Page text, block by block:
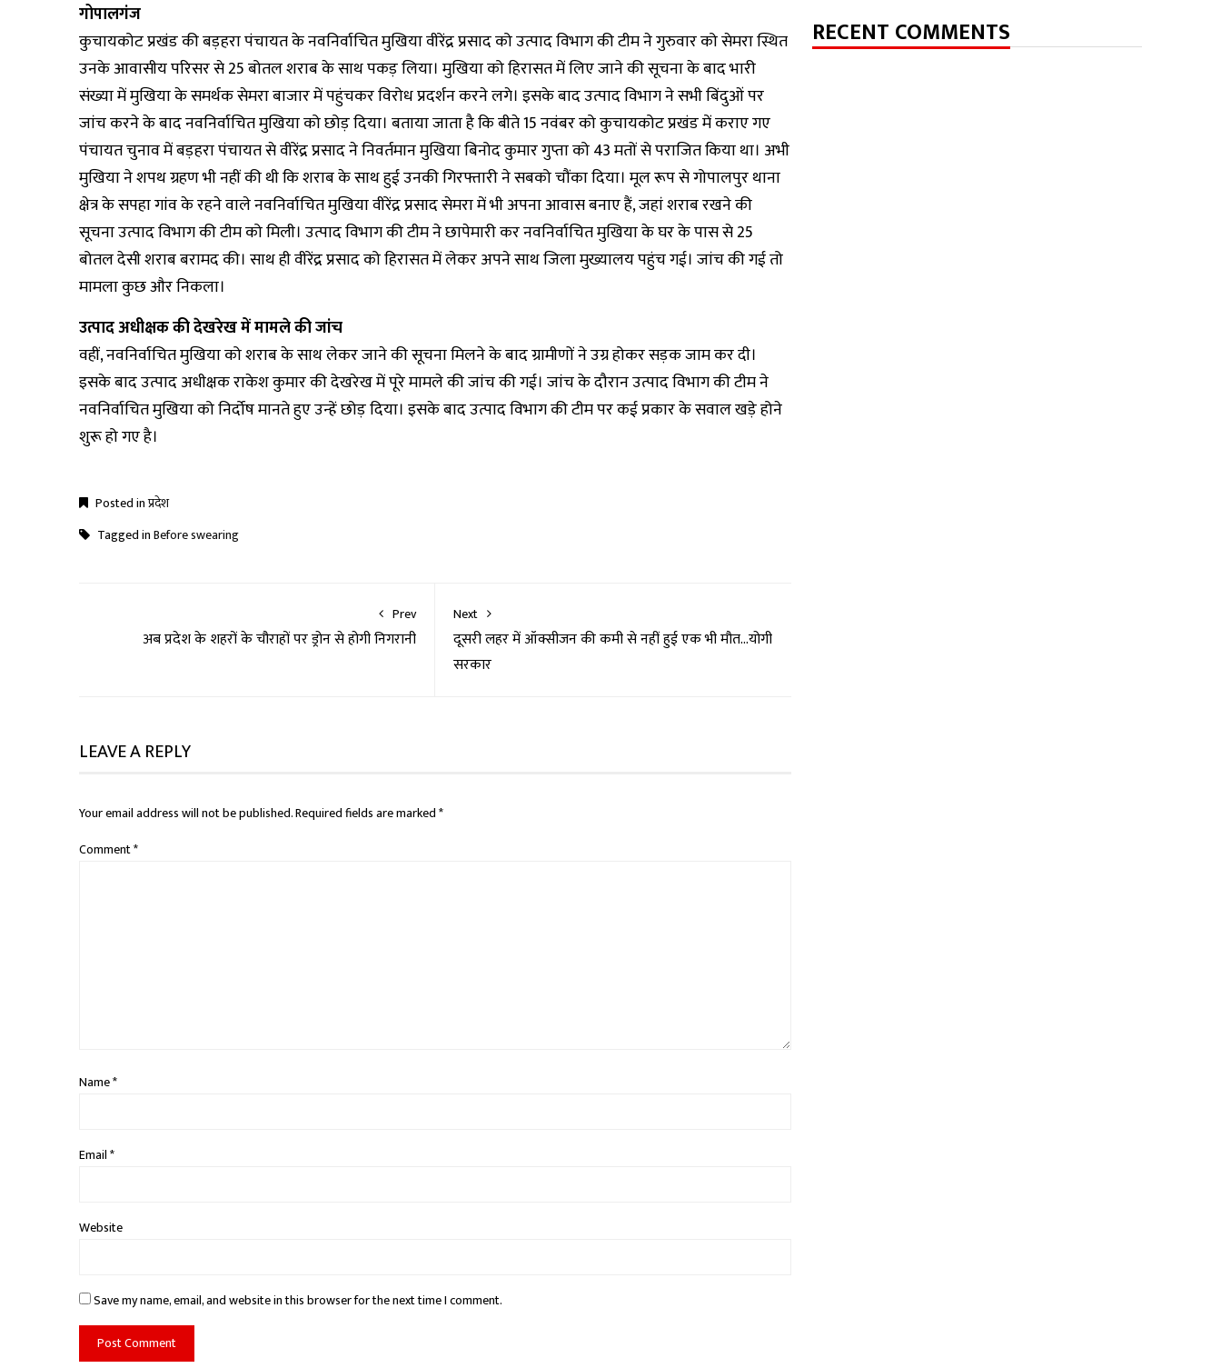
गोपालगंज
कुचायकोट प्रखंड की बड़हरा पंचायत के नवनिर्वाचित मुखिया वीरेंद्र प्रसाद को उत्पाद विभाग की टीम ने गुरुवार को सेमरा स्थित
उनके आवासीय परिसर से 25 बोतल शराब के साथ पकड़ लिया। मुखिया को हिरासत में लिए जाने की सूचना के बाद भारी
संख्या में मुखिया के समर्थक सेमरा बाजार में पहुंचकर विरोध प्रदर्शन करने लगे। इसके बाद उत्पाद विभाग ने सभी बिंदुओं पर
जांच करने के बाद नवनिर्वाचित मुखिया को छोड़ दिया। बताया जाता है कि बीते 15 नवंबर को कुचायकोट प्रखंड में कराए गए
पंचायत चुनाव में बड़हरा पंचायत से वीरेंद्र प्रसाद ने निवर्तमान मुखिया बिनोद कुमार गुप्ता को 43 मतों से पराजित किया था। अभी
मुखिया ने शपथ ग्रहण भी नहीं की थी कि शराब के साथ हुई उनकी गिरफ्तारी ने सबको चौंका दिया। मूल रूप से गोपालपुर थाना
क्षेत्र के सपहा गांव के रहने वाले नवनिर्वाचित मुखिया वीरेंद्र प्रसाद सेमरा में भी अपना आवास बनाए हैं, जहां शराब रखने की
सूचना उत्पाद विभाग की टीम को मिली। उत्पाद विभाग की टीम ने छापेमारी कर नवनिर्वाचित मुखिया के घर के पास से 25
बोतल देसी शराब बरामद की। साथ ही वीरेंद्र प्रसाद को हिरासत में लेकर अपने साथ जिला मुख्यालय पहुंच गई। जांच की गई तो
मामला कुछ और निकला।
उत्पाद अधीक्षक की देखरेख में मामले की जांच
वहीं, नवनिर्वाचित मुखिया को शराब के साथ लेकर जाने की सूचना मिलने के बाद ग्रामीणों ने उग्र होकर सड़क जाम कर दी।
इसके बाद उत्पाद अधीक्षक राकेश कुमार की देखरेख में पूरे मामले की जांच की गई। जांच के दौरान उत्पाद विभाग की टीम ने
नवनिर्वाचित मुखिया को निर्दोष मानते हुए उन्हें छोड़ दिया। इसके बाद उत्पाद विभाग की टीम पर कई प्रकार के सवाल खड़े होने
शुरू हो गए है।
Posted inप्रदेश
Tagged inBefore swearing
Prev
अब प्रदेश के शहरों के चौराहों पर ड्रोन से होगी निगरानी
Next
दूसरी लहर में ऑक्सीजन की कमी से नहीं हुई एक भी मौत…योगी
सरकार
LEAVE A REPLY
Your email address will not be published.Required fields are marked*
Comment*
Name*
Email*
Website
Save my name, email, and website in this browser for the next time I comment.
RECENT COMMENTS